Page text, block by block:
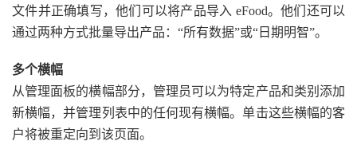
文件并正确填写，他们可以将产品导入 eFood。他们还可以
通过两种方式批量导出产品：“所有数据”或“日期明智”。
多个横幅
从管理面板的横幅部分，管理员可以为特定产品和类别添加
新横幅，并管理列表中的任何现有横幅。单击这些横幅的客
户将被重定向到该页面。